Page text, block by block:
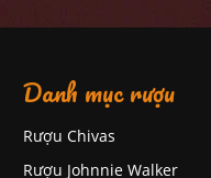
Danh mục rượu
Rượu Chivas
Rượu Johnnie Walker